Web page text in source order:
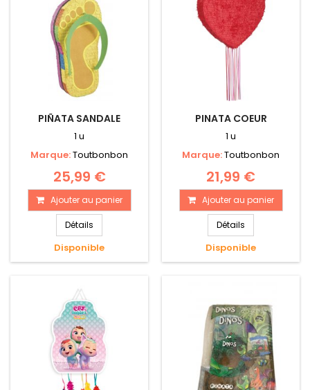
PIÑATA SANDALE
1 u
Marque:Toutbonbon
25,99 €
Ajouter au panier
Détails
Disponible
PINATA COEUR
1 u
Marque:Toutbonbon
21,99 €
Ajouter au panier
Détails
Disponible